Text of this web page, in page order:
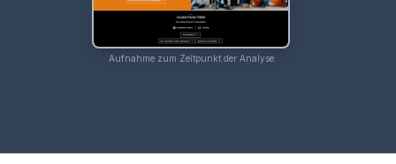
Aufnahme zum Zeitpunkt der Analyse